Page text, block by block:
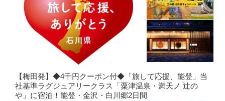
【梅田発】◆4千円クーポン付◆「旅して応援、能登」当
社基準ラグジュアリークラス「粟津温泉・満天ノ 辻の
や」に宿泊！能登・金沢・白川郷2日間